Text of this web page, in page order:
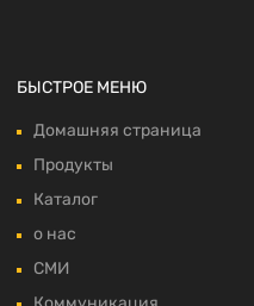
БЫСТРОЕ МЕНЮ
Домашняя страница
Продукты
Каталог
о нас
СМИ